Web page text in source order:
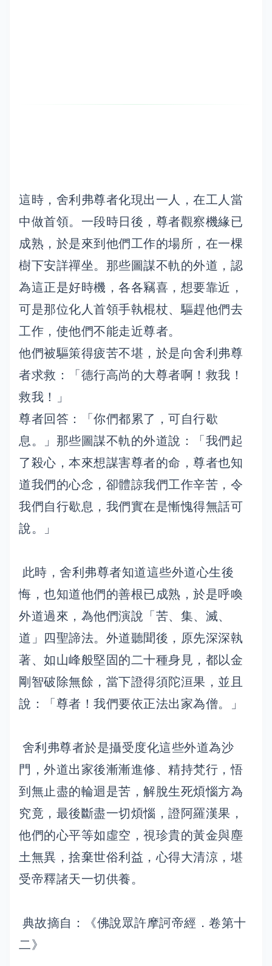
這時，舍利弗尊者化現出一人，在工人當
中做首領。一段時日後，尊者觀察機緣已
成熟，於是來到他們工作的場所，在一棵
樹下安詳禪坐。那些圖謀不軌的外道，認
為這正是好時機，各各竊喜，想要靠近，
可是那位化人首領手執棍杖、驅趕他們去
工作，使他們不能走近尊者。
他們被驅策得疲苦不堪，於是向舍利弗尊
者求救：「德行高尚的大尊者啊！救我！
救我！」
尊者回答：「你們都累了，可自行歇
息。」那些圖謀不軌的外道說：「我們起
了殺心，本來想謀害尊者的命，尊者也知
道我們的心念，卻體諒我們工作辛苦，令
我們自行歇息，我們實在是慚愧得無話可
說。」
此時，舍利弗尊者知道這些外道心生後
悔，也知道他們的善根已成熟，於是呼喚
外道過來，為他們演說「苦、集、滅、
道」四聖諦法。外道聽聞後，原先深深執
著、如山峰般堅固的二十種身見，都以金
剛智破除無餘，當下證得須陀洹果，並且
說：「尊者！我們要依正法出家為僧。」
舍利弗尊者於是攝受度化這些外道為沙
門，外道出家後漸漸進修、精持梵行，悟
到無止盡的輪迴是苦，解脫生死煩惱方為
究竟，最後斷盡一切煩惱，證阿羅漢果，
他們的心平等如虛空，視珍貴的黃金與塵
土無異，捨棄世俗利益，心得大清涼，堪
受帝釋諸天一切供養。
典故摘自：《佛說眾許摩訶帝經．卷第十
二》